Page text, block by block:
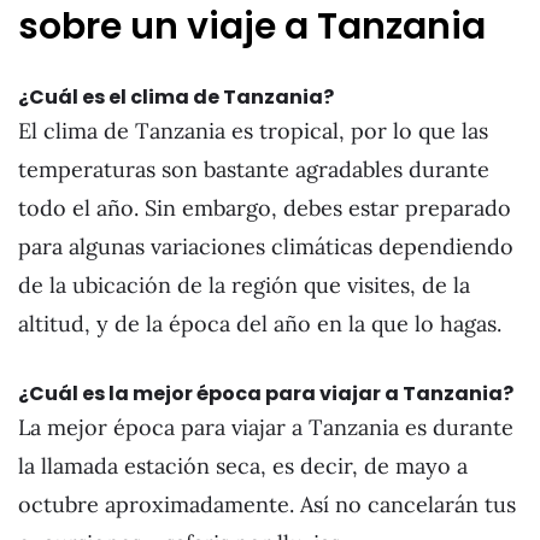
sobre un viaje a Tanzania
¿Cuál es el clima de Tanzania?
El clima de Tanzania es tropical, por lo que las
temperaturas son bastante agradables durante
todo el año. Sin embargo, debes estar preparado
para algunas variaciones climáticas dependiendo
de la ubicación de la región que visites, de la
altitud, y de la época del año en la que lo hagas.
¿Cuál es la mejor época para viajar a Tanzania?
La mejor época para viajar a Tanzania es durante
la llamada estación seca, es decir, de mayo a
octubre aproximadamente. Así no cancelarán tus